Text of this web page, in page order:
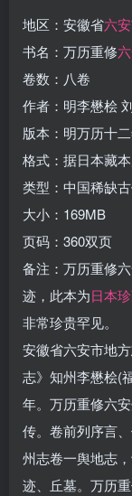
地区：安徽省六
书名：万历重修
卷数：八卷
作者：明李懋桧
版本：明万历十
格式：据日本藏
类型：中国稀缺
大小：169MB
页码：360双页
备注：万历重修
迹，此本为日本
非常珍贵罕见。
安徽省六安市地
志》知州李懋桧(
年。万历重修六
传。卷前列序言
州志卷一舆地志
迹、丘墓。万历